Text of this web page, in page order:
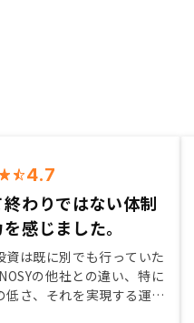
4.7
わりではない体制
感じました。
資は既に別でも行っていた
の他社との違い、特に
低さ、それを実現する運用